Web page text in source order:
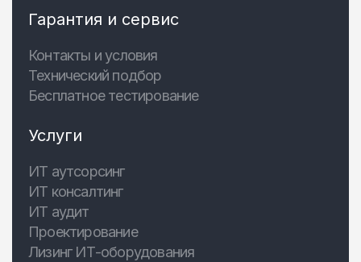
Гарантия и сервис
Контакты и условия
Технический подбор
Бесплатное тестирование
Услуги
ИТ аутсорсинг
ИТ консалтинг
ИТ аудит
Проектирование
Лизинг ИТ-оборудования